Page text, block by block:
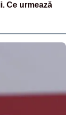
Ce urmează